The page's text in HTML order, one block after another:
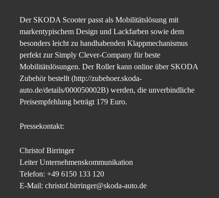
Der SKODA Scooter passt als Mobilitätslösung mit
markentypischem Design und Lackfarben sowie dem
besonders leicht zu handhabenden Klappmechanismus
perfekt zur Simply Clever-Company für beste
Mobilitätslösungen. Der Roller kann online über SKODA
Zubehör bestellt (http://zubehoer.skoda-
auto.de/details/000050002B) werden, die unverbindliche
Preisempfehlung beträgt 179 Euro.
Pressekontakt:
Christof Birringer
Leiter Unternehmenskommunikation
Telefon: +49 6150 133 120
E-Mail: christof.birringer@skoda-auto.de